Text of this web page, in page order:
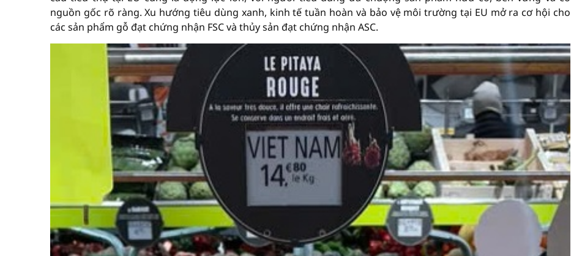
nguồn gốc rõ ràng. Xu hướng tiêu dùng xanh, kinh tế tuần hoàn và bảo vệ môi trường tại EU mở ra cơ hội cho
các sản phẩm gỗ đạt chứng nhận FSC và thủy sản đạt chứng nhận ASC.